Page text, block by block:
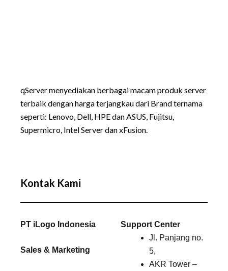
qServer menyediakan berbagai macam produk server
terbaik dengan harga terjangkau dari Brand ternama
seperti: Lenovo, Dell, HPE dan ASUS, Fujitsu,
Supermicro, Intel Server dan xFusion.
Kontak Kami
PT iLogo Indonesia
Sales & Marketing
Support Center
Jl. Panjang no.
5,
AKR Tower –